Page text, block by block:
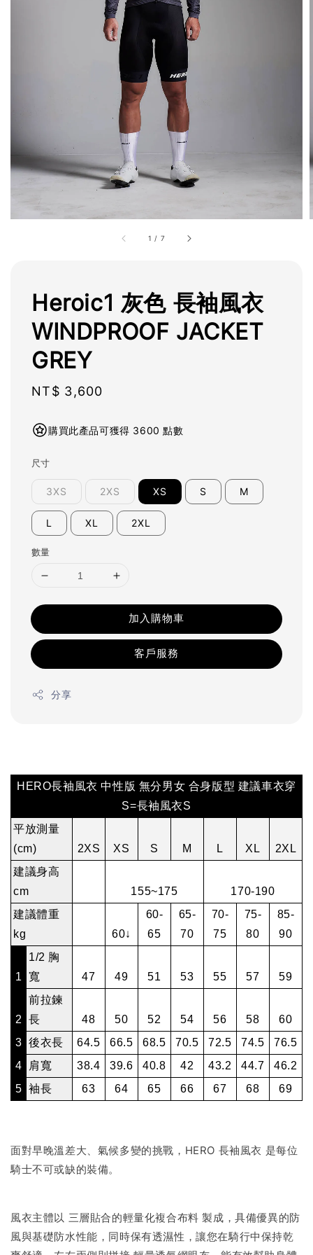
1 / 7
Heroic1 灰色 長袖風衣
WINDPROOF JACKET
GREY
Regular
NT$ 3,600
購買此產品可獲得 3600 點數
尺寸
3XS 2XS XS S M
L XL 2XL
數量
加入購物車
客戶服務
分享
HERO長袖風衣 中性版 無分男女 合身版型 建議車衣穿
S=長袖風衣S
平放測量
(cm)
2XS XS S M L XL
2XL
建議身高
cm
155~175
170-190
建議體重
kg
60↓
60-
65
65-
70
70-
75
75-
80
85-
90
1
1/2 胸
寬
47 49 51 53 55 57 59
2
前拉鍊
長
48 50 52 54 56 58
60
3 後衣長 64.5 66.5 68.5 70.5 72.5 74.5
76.5
4
肩寬 38.4 39.6 40.8 42 43.2 44.7
46.2
5 袖長 63 64 65 66 67 68 69
面對早晚溫差大、氣候多變的挑戰，HERO 長袖風衣 是每位
騎士不可或缺的裝備。
風衣主體以 三層貼合的輕量化複合布料 製成，具備優異的防
風與基礎防水性能，同時保有透濕性，讓您在騎行中保持乾